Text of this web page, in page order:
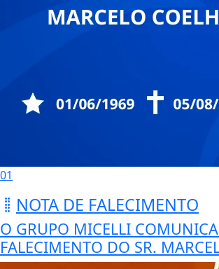
01
NOTA DE FALECIMENTO
O GRUPO MICELLI
FALECIMENTO DO SR.